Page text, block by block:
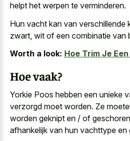
helpt het werpen te verminderen.
Hun vacht kan van verschillende
zwart, wit of een combinatie van
Worth a look: Hoe Trim Je
Hoe vaak?
Yorkie Poos hebben een unieke
verzorgd moet worden. Ze
worden geknipt en / of
afhankelijk van hun vachttype en